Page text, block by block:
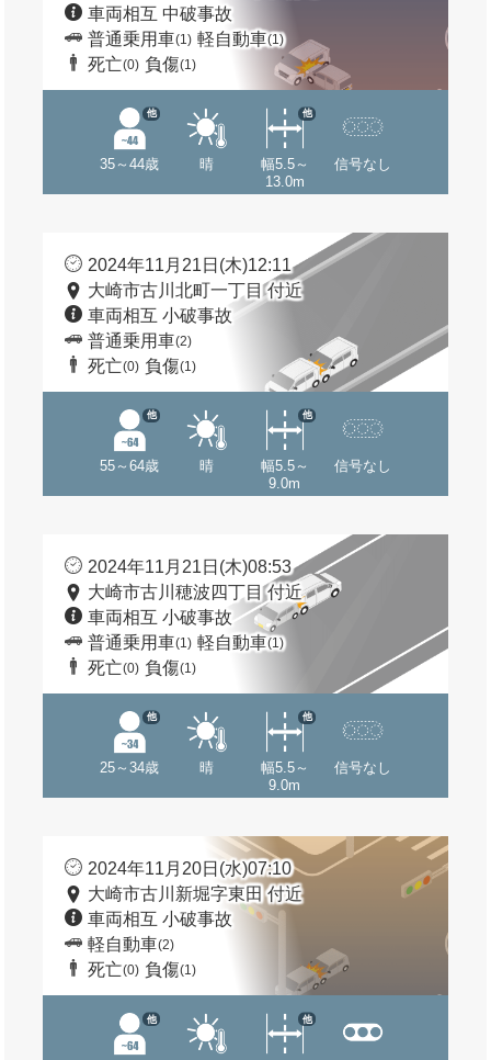
車両相互 中破事故
普通乗用車(1) 軽自動車(1)
死亡(0) 負傷(1)
35～44歳
他
晴
幅5.5～
13.0m
他
信号なし
2024年11月21日(木)12:11
大崎市古川北町一丁目 付近
車両相互 小破事故
普通乗用車(2)
死亡(0) 負傷(1)
55～64歳
他
晴
幅5.5～
9.0m
他
信号なし
2024年11月21日(木)08:53
大崎市古川穂波四丁目 付近
車両相互 小破事故
普通乗用車(1) 軽自動車(1)
死亡(0) 負傷(1)
25～34歳
他
晴
幅5.5～
9.0m
他
信号なし
2024年11月20日(水)07:10
大崎市古川新堀字東田 付近
車両相互 小破事故
軽自動車(2)
死亡(0) 負傷(1)
他 他